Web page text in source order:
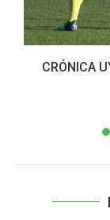
CRÓNICA